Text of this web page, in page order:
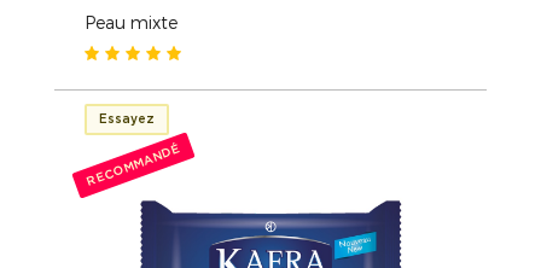
Peau mixte
Essayez
RECOMMANDÉ